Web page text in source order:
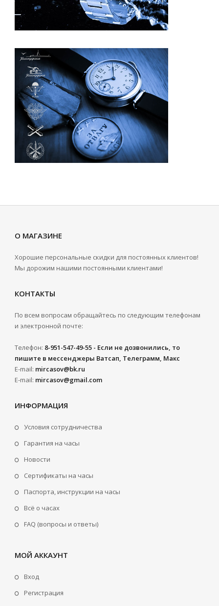
О МАГАЗИНЕ
Хорошие персональные скидки для постоянных клиентов!
Мы дорожим нашими постоянными клиентами!
КОНТАКТЫ
По всем вопросам обращайтесь по следующим телефонам
и электронной почте:
Телефон: 8-951-547-49-55 - Если не дозвонились, то
пишите в мессенджеры Ватсап, Телеграмм, Макс
E-mail: mircasov@bk.ru
E-mail: mircasov@gmail.com
ИНФОРМАЦИЯ
Условия сотрудничества
Гарантия на часы
Новости
Сертификаты на часы
Паспорта, инструкции на часы
Всё о часах
FAQ (вопросы и ответы)
МОЙ АККАУНТ
Вход
Регистрация